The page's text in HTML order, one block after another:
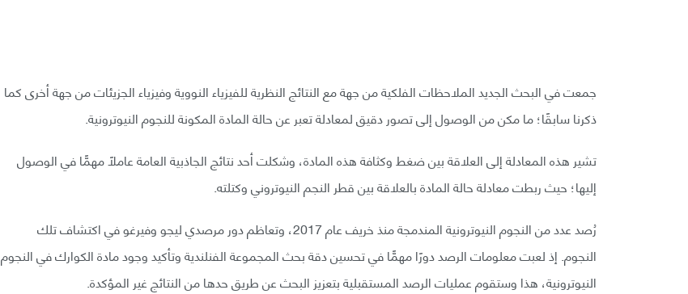
جمعت في البحث الجديد الملاحظات الفلكية من جهة مع النتائج النظرية للفيزياء النووية وفيزياء الجزيئات من جهة أخرى كما
ذكرنا سابقًا؛ ما مكن من الوصول إلى تصور دقيق لمعادلة تعبر عن حالة المادة المكونة للنجوم النيوترونية.
تشير هذه المعادلة إلى العلاقة بين ضغط وكثافة هذه المادة، وشكلت أحد نتائج الجاذبية العامة عاملًا مهمًّا في الوصول
إليها؛ حيث ربطت معادلة حالة المادة بالعلاقة بين قطر النجم النيوتروني وكتلته.
رُصد عدد من النجوم النيوترونية المندمجة منذ خريف عام 2017، وتعاظم دور مرصدي ليجو وفيرغو في اكتشاف تلك
النجوم. إذ لعبت معلومات الرصد دورًا مهمًّا في تحسين دقة بحث المجموعة الفنلندية وتأكيد وجود مادة الكوارك في النجوم
النيوترونية، هذا وستقوم عمليات الرصد المستقبلية بتعزيز البحث عن طريق حدها من النتائج غير المؤكدة.